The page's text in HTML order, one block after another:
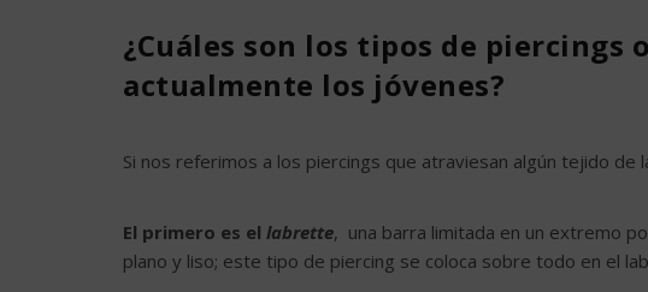
¿Cuáles son los tipos de piercings
actualmente los jóvenes?
Si nos referimos a los piercings que atraviesan algún tejido
El primero es el labrette, una barra limitada en un extremo
plano y liso; este tipo de piercing se coloca sobre todo en el